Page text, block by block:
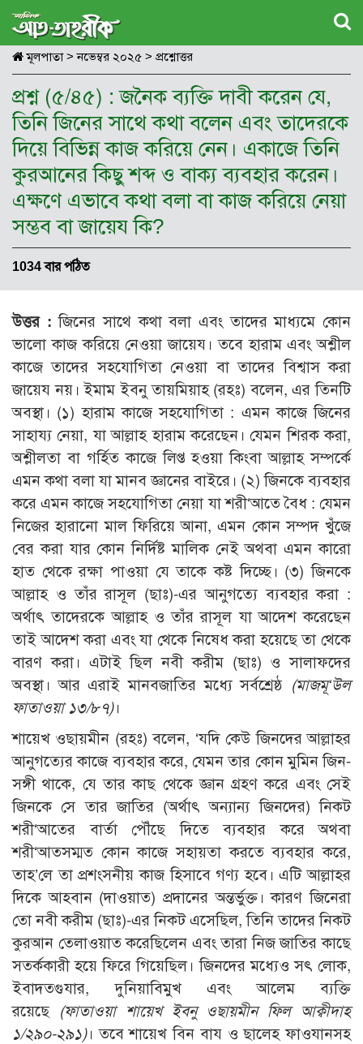
মূলপাতা> নভেম্বর ২০২৫ > প্রশ্নোত্তর
প্রশ্ন (৫/৪৫) : জনৈক ব্যক্তি দাবী করেন যে,
তিনি জিনের সাথে কথা বলেন এবং তাদেরকে
দিয়ে বিভিন্ন কাজ করিয়ে নেন। একাজে তিনি
কুরআনের কিছু শব্দ ও বাক্য ব্যবহার করেন।
এক্ষণে এভাবে কথা বলা বা কাজ করিয়ে নেয়া
সম্ভব বা জায়েয কি?
1034 বার পঠিত
উত্তর :জিনের সাথে কথা বলা এবং তাদের মাধ্যমে কোন
ভালো কাজ করিয়ে নেওয়া জায়েয। তবে হারাম এবং অশ্লীল
কাজে তাদের সহযোগিতা নেওয়া বা তাদের বিশ্বাস করা
জায়েয নয়। ইমাম ইবনু তায়মিয়াহ (রহঃ) বলেন, এর তিনটি
অবস্থা। (১) হারাম কাজে সহযোগিতা : এমন কাজে জিনের
সাহায্য নেয়া, যা আল্লাহ হারাম করেছেন। যেমন শিরক করা,
অশ্লীলতা বা গর্হিত কাজে লিপ্ত হওয়া কিংবা আল্লাহ সম্পর্কে
এমন কথা বলা যা মানব জ্ঞানের বাইরে। (২) জিনকে ব্যবহার
করে এমন কাজে সহযোগিতা নেয়া যা শরী‘আতে বৈধ : যেমন
নিজের হারানো মাল ফিরিয়ে আনা, এমন কোন সম্পদ খুঁজে
বের করা যার কোন নির্দিষ্ট মালিক নেই অথবা এমন কারো
হাত থেকে রক্ষা পাওয়া যে তাকে কষ্ট দিচ্ছে। (৩) জিনকে
আল্লাহ ও তাঁর রাসূল (ছাঃ)-এর আনুগত্যে ব্যবহার করা :
অর্থাৎ তাদেরকে আল্লাহ ও তাঁর রাসূল যা আদেশ করেছেন
তাই আদেশ করা এবং যা থেকে নিষেধ করা হয়েছে তা থেকে
বারণ করা। এটাই ছিল নবী করীম (ছাঃ) ও সালাফদের
অবস্থা। আর এরাই মানবজাতির মধ্যে সর্বশ্রেষ্ঠ (মাজমূ‘উল
ফাতাওয়া ১৩/৮৭)।
শায়েখ ওছায়মীন (রহঃ) বলেন, ‘যদি কেউ জিনদের আল্লাহর
আনুগত্যের কাজে ব্যবহার করে, যেমন তার কোন মুমিন জিন-
সঙ্গী থাকে, যে তার কাছ থেকে জ্ঞান গ্রহণ করে এবং সেই
জিনকে সে তার জাতির (অর্থাৎ অন্যান্য জিনদের) নিকট
শরী‘আতের বার্তা পৌঁছে দিতে ব্যবহার করে অথবা
শরী‘আতসম্মত কোন কাজে সহায়তা করতে ব্যবহার করে,
তাহ’লে তা প্রশংসনীয় কাজ হিসাবে গণ্য হবে। এটি আল্লাহর
দিকে আহবান (দাওয়াত) প্রদানের অন্তর্ভুক্ত। কারণ জিনেরা
তো নবী করীম (ছাঃ)-এর নিকট এসেছিল, তিনি তাদের নিকট
কুরআন তেলাওয়াত করেছিলেন এবং তারা নিজ জাতির কাছে
সতর্ককারী হয়ে ফিরে গিয়েছিল। জিনদের মধ্যেও সৎ লোক,
ইবাদতগুযার, দুনিয়াবিমুখ এবং আলেম ব্যক্তি
রয়েছে (ফাতাওয়া শায়েখ ইবনু ওছায়মীন ফিল আক্বীদাহ
১/২৯০-২৯১)। তবে শায়েখ বিন বায ও ছালেহ ফাওযানসহ